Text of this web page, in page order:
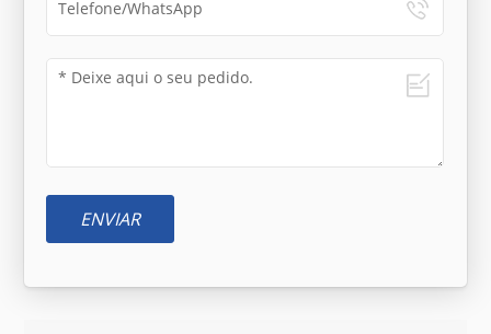
ENVIAR